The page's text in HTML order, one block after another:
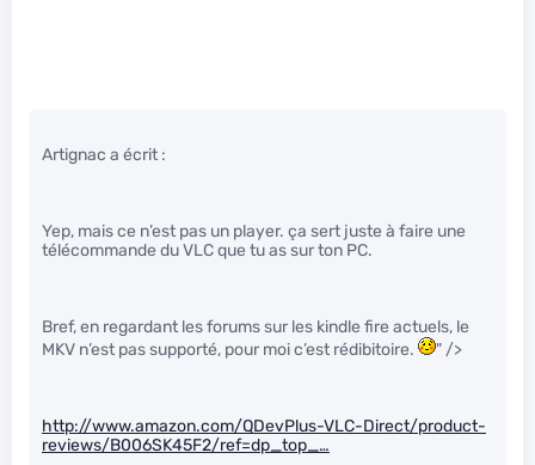
Artignac a écrit :
Yep, mais ce n’est pas un player. ça sert juste à faire une
télécommande du VLC que tu as sur ton PC.
Bref, en regardant les forums sur les kindle fire actuels, le
MKV n’est pas supporté, pour moi c’est rédibitoire.
" />
http://www.amazon.com/QDevPlus-VLC-Direct/product-
reviews/B006SK45F2/ref=dp_top_…